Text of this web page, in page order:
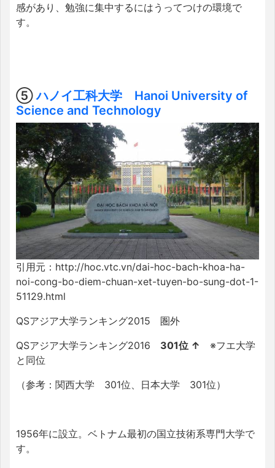
感があり、勉強に集中するにはうってつけの環境で
す。
⑤ハノイ工科大学 Hanoi University of
Science and Technology
引用元：http://hoc.vtc.vn/dai-hoc-bach-khoa-ha-
noi-cong-bo-diem-chuan-xet-tuyen-bo-sung-dot-1-
51129.html
QSアジア大学ランキング2015 圏外
QSアジア大学ランキング2016 301位 ↑ ※フエ大学
と同位
（参考：関西大学 301位、日本大学 301位）
1956年に設立。ベトナム最初の国立技術系専門大学で
す。